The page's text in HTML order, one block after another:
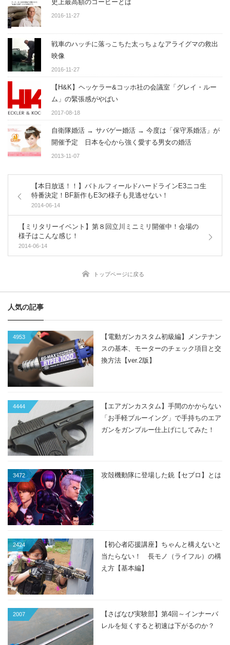
史上最高額のコーヒーとは
2016-11-27
戦車のハッチに落っこちた太っちょなアライグマの救出
映像
2016-11-27
【H&K】ヘッケラー&コッホ社の会議室「グレイ・ルー
ム」の緊張感がやばい
2017-08-18
自衛隊婚活 → サバゲー婚活 → 今度は「保守系婚活」が
開催予定 日本を心から強く愛する男女の婚活
2013-11-07
【本日放送！！】バトルフィールドハードラインE3ニコ生
特番決定！BF新作もE3の様子も見逃せない！
2014-06-14
【ミリタリーイベント】第８回立川ミニミリ開催中！会場の
様子はこんな感じ！
2014-06-14
トップページに戻る
人気の記事
4953
【電動ガンカスタム初級編】メンテナン
スの基本、モーターのチェック項目と交
換方法【ver.2版】
4444
【エアガンカスタム】手間のかからない
「お手軽ブルーイング」で手持ちのエア
ガンをガンブルー仕上げにしてみた！
3472 攻殻機動隊に登場した銃【セブロ】とは
2424
【初心者応援講座】ちゃんと構えないと
当たらない！ 長モノ（ライフル）の構
え方【基本編】
2007
【さばなび実験部】第4回～インナーバ
レルを短くすると初速は下がるのか？